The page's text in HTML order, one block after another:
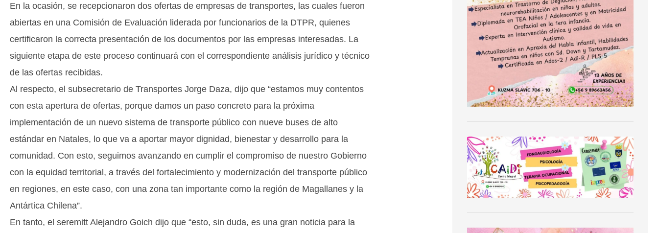
En la ocasión, se recepcionaron dos ofertas de empresas de transportes, las cuales fueron
abiertas en una Comisión de Evaluación liderada por funcionarios de la DTPR, quienes
certificaron la correcta presentación de los documentos por las empresas interesadas. La
siguiente etapa de este proceso continuará con el correspondiente análisis jurídico y técnico
de las ofertas recibidas.
Al respecto, el subsecretario de Transportes Jorge Daza, dijo que “estamos muy contentos
con esta apertura de ofertas, porque damos un paso concreto para la próxima
implementación de un nuevo sistema de transporte público con nueve buses de alto
estándar en Natales, lo que va a aportar mayor dignidad, bienestar y desarrollo para la
comunidad. Con esto, seguimos avanzando en cumplir el compromiso de nuestro Gobierno
con la equidad territorial, a través del fortalecimiento y modernización del transporte público
en regiones, en este caso, con una zona tan importante como la región de Magallanes y la
Antártica Chilena”.
En tanto, el seremitt Alejandro Goich dijo que “esto, sin duda, es una gran noticia para la